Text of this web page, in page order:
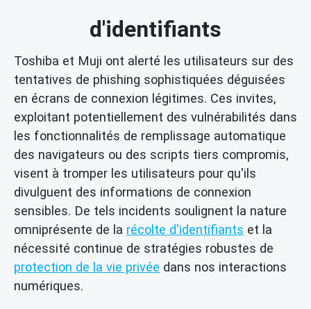
d'identifiants
Toshiba et Muji ont alerté les utilisateurs sur des
tentatives de phishing sophistiquées déguisées
en écrans de connexion légitimes. Ces invites,
exploitant potentiellement des vulnérabilités dans
les fonctionnalités de remplissage automatique
des navigateurs ou des scripts tiers compromis,
visent à tromper les utilisateurs pour qu'ils
divulguent des informations de connexion
sensibles. De tels incidents soulignent la nature
omniprésente de la récolte d'identifiants et la
nécessité continue de stratégies robustes de
protection de la vie privée dans nos interactions
numériques.